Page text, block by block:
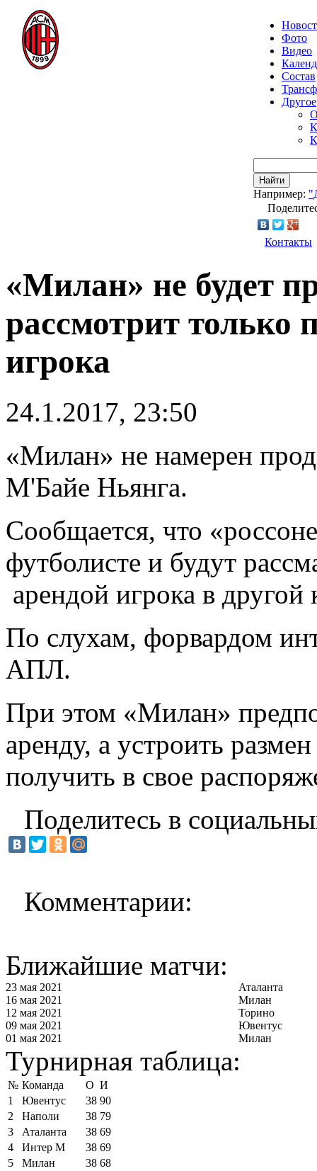
Фото
Видео
Состав
Другое
Найти
Например:
Контакты
«Милан» не будет
рассмотрит только
игрока
24.1.2017, 23:50
«Милан» не намерен
М'Байе Ньянга.
Сообщается, что
футболисте и будут
арендой игрока в другой
По слухам, форвардом
АПЛ.
При этом «Милан»
аренду, а устроить
получить в свое
Поделитесь в
Комментарии:
Ближайшие матчи:
23 мая 2021
Аталанта
16 мая 2021
Милан
12 мая 2021
Торино
09 мая 2021
Ювентус
01 мая 2021
Милан
Турнирная таблица:
№ Команда О И
1
Ювентус 38 90
2
Наполи 38 79
3
Аталанта 38 69
4
Интер М 38 69
5
Милан 38 68